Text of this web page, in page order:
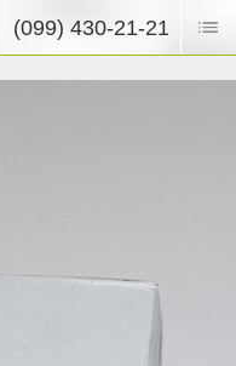
(099) 430-21-21